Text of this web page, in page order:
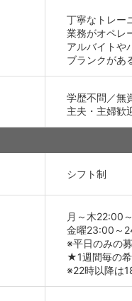
丁寧なトレー
業務がオペレ
アルバイトや
ブランクがあ
学歴不問／無
主夫・主婦歓
シフト制
月～木22:00
金曜23:00～
※平日のみの
★1週間毎の
※22時以降は